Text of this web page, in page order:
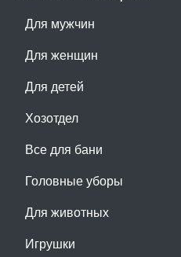
Для мужчин
Для женщин
Для детей
Хозотдел
Все для бани
Головные уборы
Для животных
Игрушки